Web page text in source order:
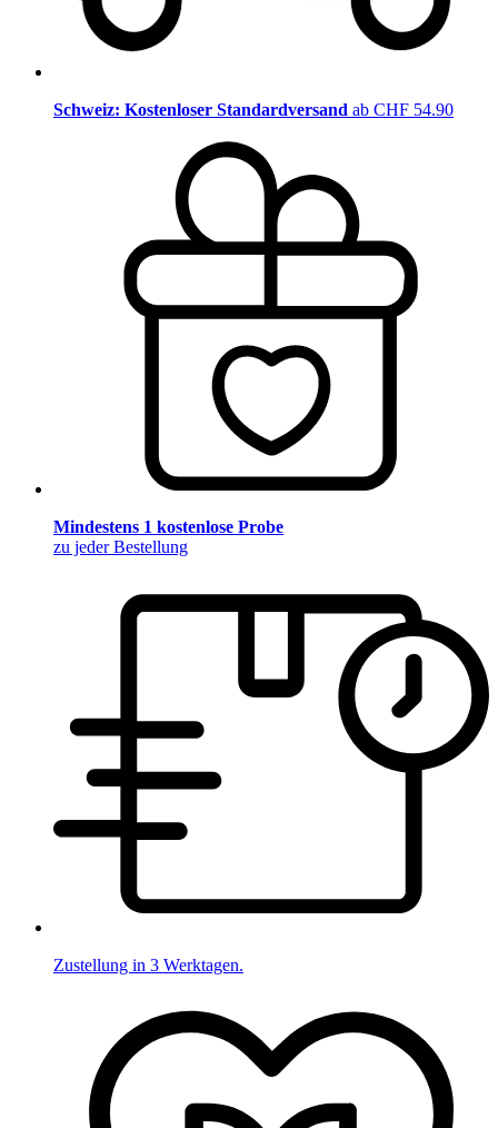
Schweiz: Kostenloser Standardversand ab CHF 54.90
Mindestens 1 kostenlose Probe
zu jeder Bestellung
Zustellung in 3 Werktagen.